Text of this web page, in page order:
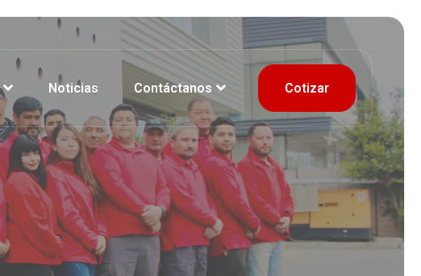
Noticias Contáctanos Cotizar